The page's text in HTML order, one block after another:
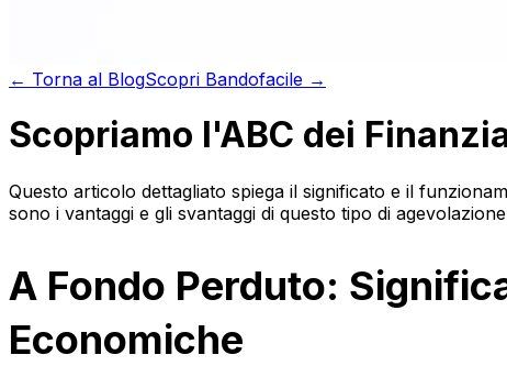
← Torna al BlogScopri Bandofacile →
Scopriamo l'ABC dei
Questo articolo dettagliato spiega il significato e il
sono i vantaggi e gli svantaggi di questo tipo di
A Fondo Perduto:
Economiche